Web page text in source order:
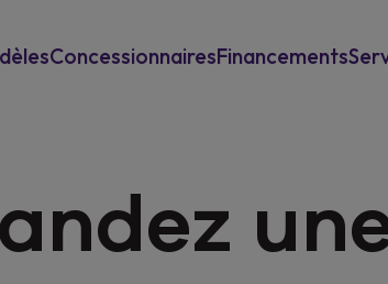
ConcessionnairesFinancements